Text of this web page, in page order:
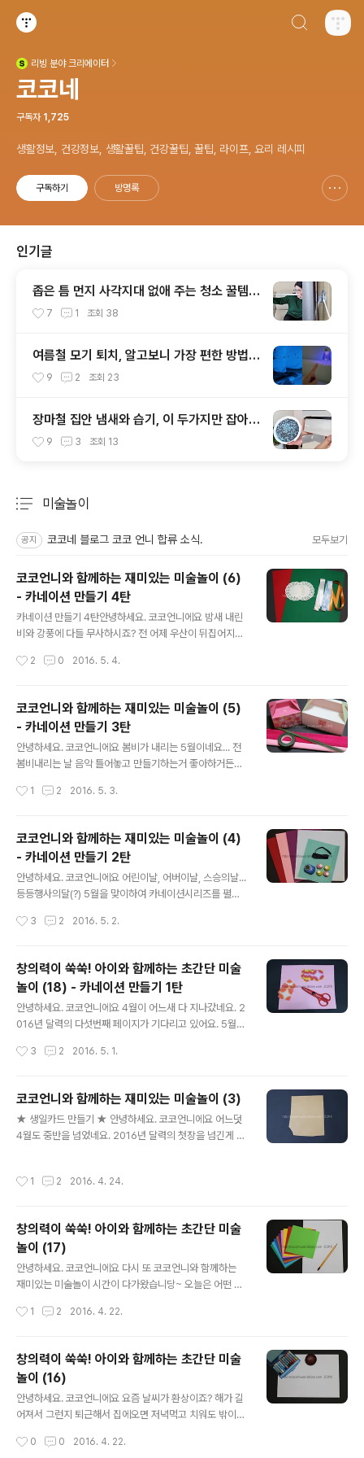
리빙 분야 크리에이터
코코네
구독자 1,725
생활정보, 건강정보, 생활꿀팁, 건강꿀팁, 꿀팁, 라이프, 요리 레시피
구독하기 방명록
인기글
좁은 틈 먼지 사각지대 없애 주는 청소 꿀템이
있다고?!
7 1 조회 38
여름철 모기 퇴치, 알고보니 가장 편한 방법은
이거?!
9 2 조회 23
장마철 집안 냄새와 습기, 이 두가지만 잡아도
달라집니다!
9 3 조회 13
미술놀이
공지 코코네 블로그 코코 언니 합류 소식. 모두보기
코코언니와 함께하는 재미있는 미술놀이 (6)
- 카네이션 만들기 4탄
카네이션 만들기 4탄안녕하세요. 코코언니에요 밤새 내린
비와 강풍에 다들 무사하시죠? 전 어제 우산이 뒤집어지는
이렇게 요란하게 내리는지... 다가오는 연휴에는 맑은 하늘
코코언니와 함께하는 카네이션만들기 마지막시간이에요.
첫번째는 아이들도 쉽게 따라할 수 있는 간단한 종이접기
카네이션 꽃다발카드였고 두번째는 꽃모양 펀치를 이용해
서 만든 액자느낌의 카드였죠. 세번째는 주름지를 이용해
서 카네이션을 만들고 꽃바구니까지 만들었죠. 오늘은 그
선 그래도 나름 다양한 방법으로 만들어보는 것 같아요. 카
2 0 2016. 5. 4.
코코언니와 함께하는 재미있는 미술놀이 (5)
- 카네이션 만들기 3탄
안녕하세요. 코코언니에요 봄비가 내리는 5월이네요... 전
봄비내리는 날 음악 틀어놓고 만들기하는거 좋아하거든요.
에 집중한다는건 잡생각도 사라지고 오히려 머리를 비울
악과 함께 만들기를 했어요. 카네이션 만들기 세번째 시리
즈~ 오늘은 카네이션 바구니를 만들어볼거예요. 한 순간도
놓치지 마시고 코코언니와 함께하는 재미있는 미술놀이에
집중해주세요! 지금부터 시작합니당^^ 카네이션 만들기 3
탄 ▼오늘은 주름지를 이용해서 카네이션을 만들어볼께요
테이프도 준비해주세요. 그리고 바구니로 쓰일 상자도 혹
1 2 2016. 5. 3.
코코언니와 함께하는 재미있는 미술놀이 (4)
- 카네이션 만들기 2탄
안녕하세요. 코코언니에요 어린이날, 어버이날, 스승의날...
등등행사의달(?) 5월을 맞이하여 카네이션시리즈를 펼치
고급진 느낌의 카드를 만들어볼거예요. 요녀석은 딱 봤을
이션 한다발을 선물받은것과 비슷한 느낌이 들거라 확신합
니당 ㅋㅋ 벽에 걸어놓을수도 있는 액자스타일이고요 기대
한아름 안고 코코언니의 재미있는 미술놀이 시작♬ 카네이
션 만들기 2탄▼우선 예쁜 꽃이 되어줄 빨강, 분홍 색지 그
리고 꽃다발이 되어줄 보라색 색지, 카드틀이 되어줄 흐린
공 모양펀치. 모양펀치는 꽃모양 느낌이 나는 것만 몇개 골
3 2 2016. 5. 2.
창의력이 쑥쑥! 아이와 함께하는 초간단 미술
놀이 (18) - 카네이션 만들기 1탄
안녕하세요. 코코언니에요 4월이 어느새 다 지나갔네요. 2
016년 달력의 다섯번째 페이지가 기다리고 있어요. 5월은
'날'들의 연속이에요. 그래서 코코언니가 준비했습니다! 어
죠?! ㅋ 오늘은 그 시작을 알리는 종이접기로 만든 카네이
션카드~ 두둥! 간만에 손 좀 풀고 ㅋㅋ 지금부터 렛츠꼬우^
O^ 카네이션 만들기 1탄 ▼카드 기본틀이 되어줄 색지와
학종이랑 모양가위만 있으면 끝! ▼전 분홍색 색지로 정했
색지를 놓고 꽃다발 모양이 되도록 접어주세요. 카네이션
3 2 2016. 5. 1.
코코언니와 함께하는 재미있는 미술놀이 (3)
★ 생일카드 만들기 ★ 안녕하세요. 코코언니에요 어느덧
4월도 중반을 넘었네요. 2016년 달력의 첫장을 넘긴게 엊
써 몇번째 생일인지 ㅋㅋㅋㅋ 옛날엔 생일날 손편지도 많
내려간 편지나 카드를 받는 일이 정말 드문것같아요... 가족
이나 친구들 생일날 간단하게 카드라도 써서 마음을 전해
보면 좋을 것 같아요^^ 그런 의미에서 오늘은 생일카드를
만들어볼까해요~ 어른스러운거 말고 아이스러운걸로 ㅋㅋ
요. 원숭이 생일카드 한번 만들어..
1 2 2016. 4. 24.
창의력이 쑥쑥! 아이와 함께하는 초간단 미술
놀이 (17)
안녕하세요. 코코언니에요 다시 또 코코언니와 함께하는
재미있는 미술놀이 시간이 다가왔습니당~ 오늘은 어떤 미
구 뒤져봅니다 ㅋㅋㅋ 이것저것 재료들을 보면서 고민고민
도는 아니고 그냥 아! 하고 떠올랐어요. 색종이를 이용한 미
술놀이~ 알록달록 예쁜 색깔을 이용해서 앵무새를 표현해
볼거예요. 준비됐으면 렛츠꼬우! ▼오늘의 주인공은 바로
이 색종이~ 색깔이 참 곱네요 ㅋㅋ 그리고 흰도화지와 그
리기도구가 필요해요. ▼먼저 앵무새를 그려주세요 ㅋㅋㅋ
보고 따라 그렸는데 앵무새라기보단 그냥 조류.... 어떻게
1 2 2016. 4. 22.
창의력이 쑥쑥! 아이와 함께하는 초간단 미술
놀이 (16)
안녕하세요. 코코언니에요 요즘 날씨가 환상이죠? 해가 길
어져서 그런지 퇴근해서 집에오면 저녁먹고 치워도 밖이
ㅎㅎ 그래도 겨울에는 퇴근할때도 어둑어둑할 때가 많은데
0 0 2016. 4. 22.